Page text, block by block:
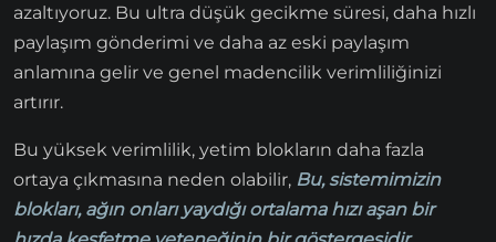
azaltıyoruz. Bu ultra düşük gecikme süresi, daha hızlı
paylaşım gönderimi ve daha az eski paylaşım
anlamına gelir ve genel madencilik verimliliğinizi
artırır.
Bu yüksek verimlilik, yetim blokların daha fazla
ortaya çıkmasına neden olabilir, Bu, sistemimizin
blokları, ağın onları yaydığı ortalama hızı aşan bir